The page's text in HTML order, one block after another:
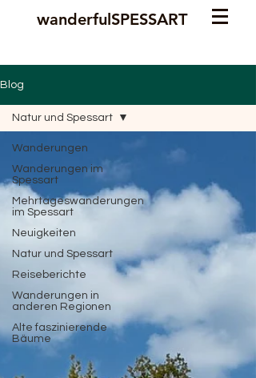
wanderfulSPESSART
Blog
Wanderungen
Wanderungen im
Spessart
Mehrtageswanderungen
im Spessart
Neuigkeiten
Natur und Spessart
Reiseberichte
Wanderungen in
anderen Regionen
Alte faszinierende
Bäume
Natur und Spessart